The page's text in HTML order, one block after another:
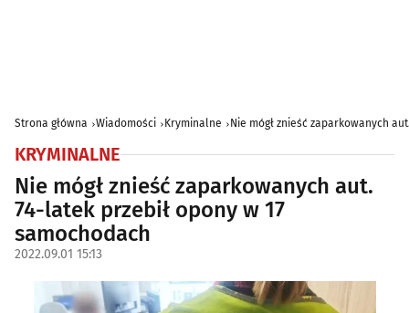
Strona główna Wiadomości Kryminalne Nie mógł znieść zaparkowanych
KRYMINALNE
Nie mógł znieść zaparkowanych aut.
74-latek przebił opony w 17
samochodach
2022.09.01 15:13